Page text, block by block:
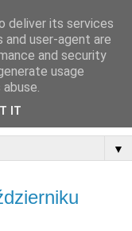
▼
deliver its services
and user-agent are
and security
usage
IT